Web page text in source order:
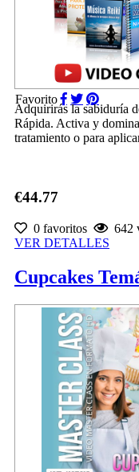
Favorito
Adquirirás la sabiduría
Rápida. Activa y
tratamiento o para
€44.77
0 favoritos
642
VER DETALLES
Cupcakes